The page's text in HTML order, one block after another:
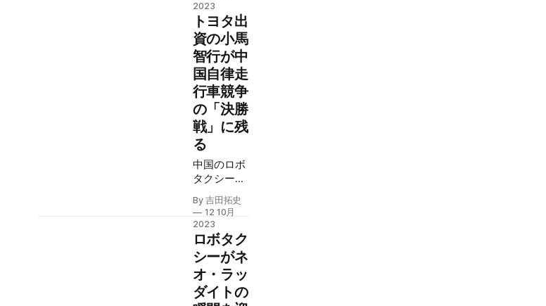
とって、運
転手を必要
としない自
律的なクル
マはありが
たい存在
だ。
は、ウェイ
モのよう
だ。ライバ
ルのクルー
ズは事故が
多発してお
り、品質の
差が露見し
ているだろ
う。だが、
事故は、懐
疑派の反発
を引き起こ
しており、
社会実装の
黎明期は続
いている。
2023
トヨタ出
資の小馬
智行が中
国自律走
行車競争
の「決勝
戦」に残
る
中国のロボ
タクシーは
主要都市で
運行範囲を
広げてい
る。専用レ
ーンの建設
や特定のユ
ースケース
への注力な
By 吉田拓史
12 10月
2023
ロボタク
シーがネ
オ・ラッ
ダイトの